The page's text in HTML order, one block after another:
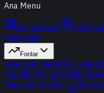
Ana Menu
Günün Özeti
Endeksler
Fonlar
Yatırım FonlarıBES Fonları
Popüler Fonlar YeniBir
KarşılaştırmaFon